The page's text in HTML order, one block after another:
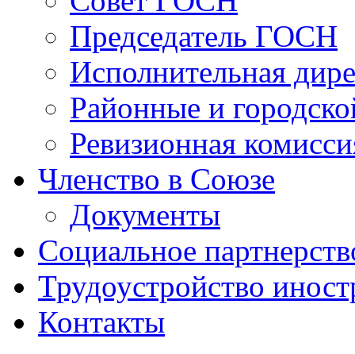
Председатель ГОСН
Исполнительная
Районные и
Ревизионная
Членство в Союзе
Документы
Социальное
Трудоустройство
Контакты